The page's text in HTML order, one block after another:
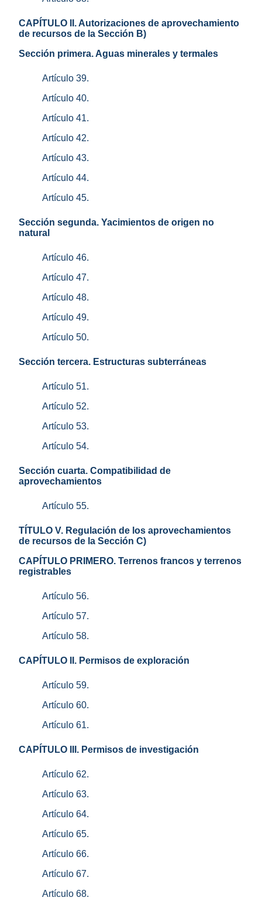
CAPÍTULO II. Autorizaciones de aprovechamiento
de recursos de la Sección B)
Sección primera. Aguas minerales y termales
Artículo 39.
Artículo 40.
Artículo 41.
Artículo 42.
Artículo 43.
Artículo 44.
Artículo 45.
Sección segunda. Yacimientos de origen no
natural
Artículo 46.
Artículo 47.
Artículo 48.
Artículo 49.
Artículo 50.
Sección tercera. Estructuras subterráneas
Artículo 51.
Artículo 52.
Artículo 53.
Artículo 54.
Sección cuarta. Compatibilidad de
aprovechamientos
Artículo 55.
TÍTULO V. Regulación de los aprovechamientos
de recursos de la Sección C)
CAPÍTULO PRIMERO. Terrenos francos y terrenos
registrables
Artículo 56.
Artículo 57.
Artículo 58.
CAPÍTULO II. Permisos de exploración
Artículo 59.
Artículo 60.
Artículo 61.
CAPÍTULO III. Permisos de investigación
Artículo 62.
Artículo 63.
Artículo 64.
Artículo 65.
Artículo 66.
Artículo 67.
Artículo 68.